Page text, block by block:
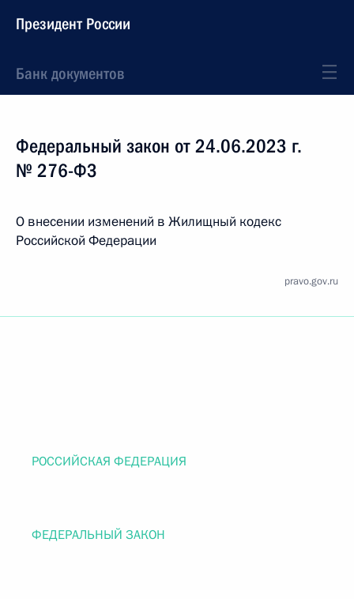
Президент России
Банк документов
Федеральный закон от 24.06.2023 г.
№ 276-ФЗ
О внесении изменений в Жилищный кодекс
Российской Федерации
pravo.gov.ru
РОССИЙСКАЯ ФЕДЕРАЦИЯ
ФЕДЕРАЛЬНЫЙ ЗАКОН